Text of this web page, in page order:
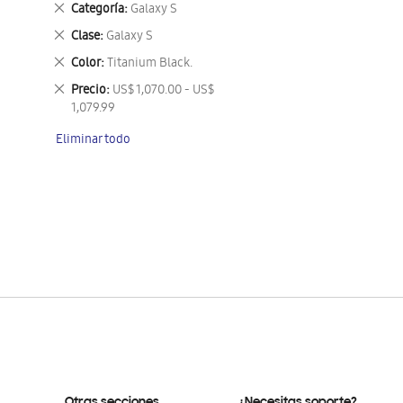
Categoría Galaxy S
Eliminar
este
artículo
Clase Galaxy S
Eliminar
este
artículo
Color Titanium Black.
Eliminar
este
artículo
Precio US$ 1,070.00 - US$
1,079.99
Eliminar
este
Eliminar todo